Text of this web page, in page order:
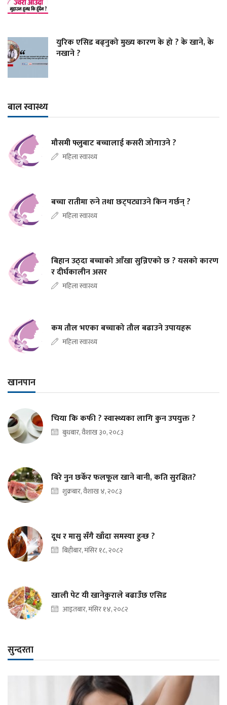
युरिक एसिड बढ्नुको मुख्य कारण के हो ? के खाने, के
नखाने ?
बाल स्वास्थ्य
मौसमी फ्लुबाट बच्चालाई कसरी जोगाउने ?
महिला स्वास्थ्य
बच्चा रातीमा रुने तथा छट्पट्याउने किन गर्छन् ?
महिला स्वास्थ्य
बिहान उठ्दा बच्चाको आँखा सुन्निएको छ ? यसको कारण
र दीर्घकालीन असर
महिला स्वास्थ्य
कम तौल भएका बच्चाको तौल बढाउने उपायहरू
महिला स्वास्थ्य
खानपान
चिया कि कफी ? स्वास्थ्यका लागि कुन उपयुक्त ?
बुधबार, वैशाख ३०, २०८३
बिरे नुन छर्केर फलफूल खाने बानी, कति सुरक्षित?
शुक्रबार, वैशाख ४, २०८३
दूध र मासु सँगै खाँदा समस्या हुन्छ ?
बिहीबार, मंसिर १८, २०८२
खाली पेट यी खानेकुराले बढाउँछ एसिड
आइतबार, मंसिर १४, २०८२
सुन्दरता